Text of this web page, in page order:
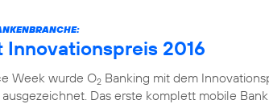
Innovationspreis 2016
Week wurde O2 Banking mit dem
Das erste komplett mobile